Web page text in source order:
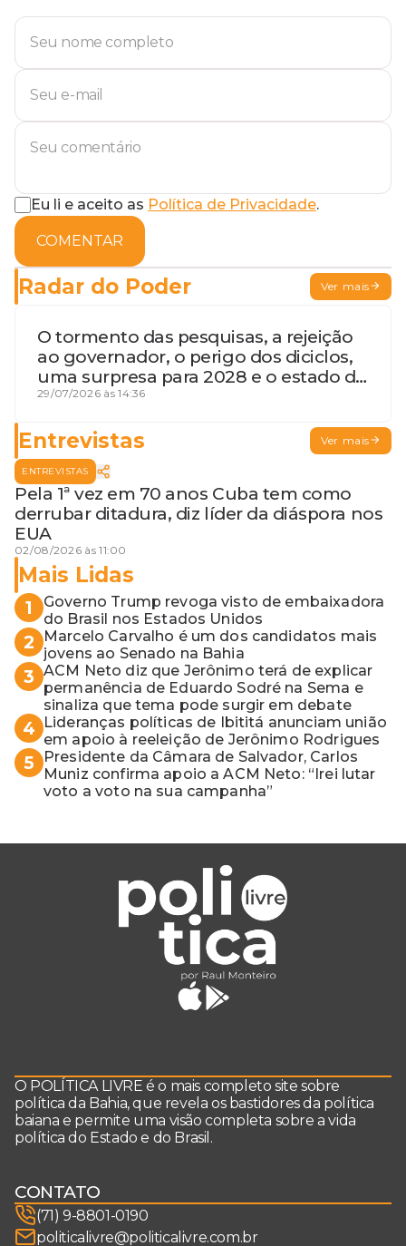
Eu li e aceito as Política de Privacidade.
COMENTAR
Radar do Poder Ver mais
O tormento das pesquisas, a rejeição
ao governador, o perigo dos diciclos,
uma surpresa para 2028 e o estado de
terceira guerra mundial
29/07/2026 às 14:36
Entrevistas Ver mais
ENTREVISTAS
Pela 1ª vez em 70 anos Cuba tem como
derrubar ditadura, diz líder da diáspora nos
EUA
02/08/2026 às 11:00
Mais Lidas
1
Governo Trump revoga visto de embaixadora
do Brasil nos Estados Unidos
2
Marcelo Carvalho é um dos candidatos mais
jovens ao Senado na Bahia
3 ACM Neto diz que Jerônimo terá de explicar
permanência de Eduardo Sodré na Sema e
sinaliza que tema pode surgir em debate
4
Lideranças políticas de Ibititá anunciam união
em apoio à reeleição de Jerônimo Rodrigues
5
Presidente da Câmara de Salvador, Carlos
Muniz confirma apoio a ACM Neto: “Irei lutar
voto a voto na sua campanha”
O POLÍTICA LIVRE é o mais completo site sobre
política da Bahia, que revela os bastidores da política
baiana e permite uma visão completa sobre a vida
política do Estado e do Brasil.
CONTATO
(71) 9-8801-0190
politicalivre@politicalivre.com.br